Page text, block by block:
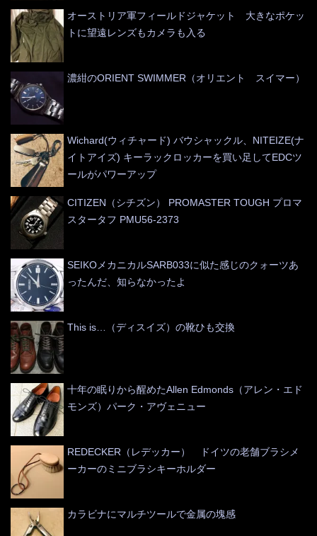
オーストリア軍フィールドジャケット 大きなポケッ
トに望遠レンズもカメラも入る
濃紺のORIENT SWIMMER（オリエント スイマー）
Wichard(ウィチャード) バウシャックル、NITEIZE(ナ
イトアイズ) キーラックロッカーを買い足してEDCツ
ールがパワーアップ
CITIZEN（シチズン） PROMASTER TOUGH プロマ
スタータフ PMU56-2373
SEIKOメカニカルSARB033に似た感じのクォーツあ
ったんだ、知らなかったよ
This is…（ディスイズ）の靴ひも交換
十年の眠りから醒めたAllen Edmonds（アレン・エド
モンズ）パーク・アヴェニュー
REDECKER（レデッカー） ドイツの老舗ブラシメ
ーカーのミニブラシキーホルダー
カラビナにマルチツールで金属の塊感